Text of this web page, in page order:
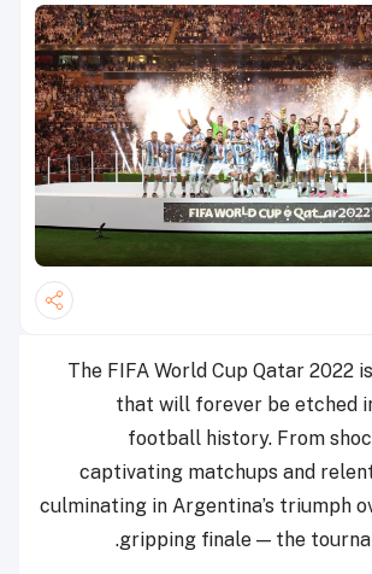
The FIFA World Cup Qatar 2022
that will forever be etched
football history. From
captivating matchups and
culminating in Argentina’s triumph
gripping finale — the